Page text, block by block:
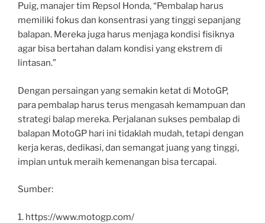
Puig, manajer tim Repsol Honda, “Pembalap harus
memiliki fokus dan konsentrasi yang tinggi sepanjang
balapan. Mereka juga harus menjaga kondisi fisiknya
agar bisa bertahan dalam kondisi yang ekstrem di
lintasan.”
Dengan persaingan yang semakin ketat di MotoGP,
para pembalap harus terus mengasah kemampuan dan
strategi balap mereka. Perjalanan sukses pembalap di
balapan MotoGP hari ini tidaklah mudah, tetapi dengan
kerja keras, dedikasi, dan semangat juang yang tinggi,
impian untuk meraih kemenangan bisa tercapai.
Sumber:
1. https://www.motogp.com/